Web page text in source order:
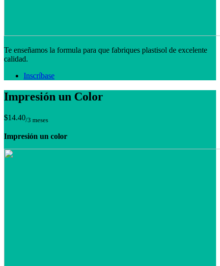
Te enseñamos la formula para que fabriques plastisol de excelente
calidad.
Inscríbase
Impresión un Color
$14.40/3 meses
Impresión un color